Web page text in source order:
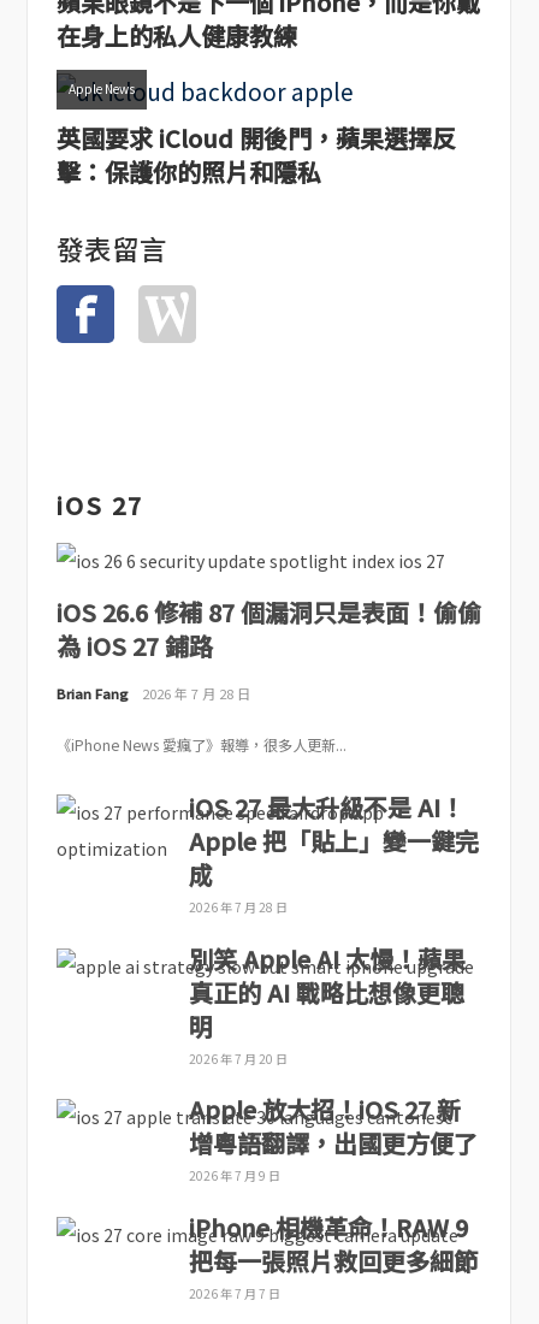
在身上的私人健康教練
Apple News
英國要求 iCloud 開後門，蘋果選擇反
擊：保護你的照片和隱私
發表留言
iOS 27
iOS 26.6 修補 87 個漏洞只是表面！偷偷
為 iOS 27 鋪路
Brian Fang 2026 年 7 月 28 日
《iPhone News 愛瘋了》報導，很多人更新...
iOS 27 最大升級不是 AI！
Apple 把「貼上」變一鍵完
成
2026 年 7 月 28 日
別笑 Apple AI 太慢！蘋果
真正的 AI 戰略比想像更聰
明
2026 年 7 月 20 日
Apple 放大招！iOS 27 新
增粵語翻譯，出國更方便了
2026 年 7 月 9 日
iPhone 相機革命！RAW 9
把每一張照片救回更多細節
2026 年 7 月 7 日